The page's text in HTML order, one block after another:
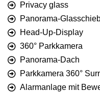
Privacy glass
Panorama-
Head-Up-Display
360° Parkkamera
Panorama-Dach
Parkkamera 360°
Alarmanlage mit